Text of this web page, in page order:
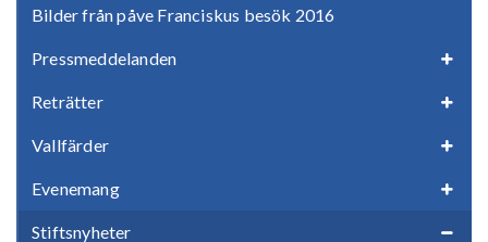
Bilder från påve Franciskus besök 2016
Pressmeddelanden
Reträtter
Vallfärder
Evenemang
Stiftsnyheter